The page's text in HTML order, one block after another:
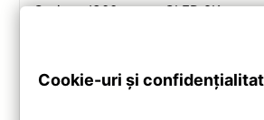
Cruiser J300: ecran QLED 2K,
Cookie-uri și